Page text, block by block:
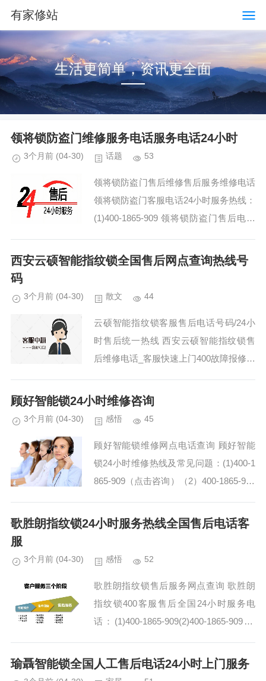
有家修站
生活更简单，资讯更全面
领将锁防盗门维修服务电话服务电话24小时
3个月前 (04-30) 话题 53
领将锁防盗门售后维修售后服务维修电话
领将锁防盗门客服电话24小时服务热线：
(1)400-1865-909 领将锁防盗门售后电话
门24小时客服热...
西安云硕智能指纹锁全国售后网点查询热线号
码
3个月前 (04-30) 散文 44
云硕智能指纹锁客服售后电话号码/24小
时售后统一热线 西安云硕智能指纹锁售
后维修电话_客服快速上门400故障报修：
1865-909（点击咨询）...
顾好智能锁24小时维修咨询
3个月前 (04-30) 感悟 45
顾好智能锁维修网点电话查询 顾好智能
锁24小时维修热线及常见问题：(1)400-1
865-909（点击咨询）（2）400-1865-909
修附近上门师傅电话(...
歌胜朗指纹锁24小时服务热线全国售后电话客
服
3个月前 (04-30) 感悟 52
歌胜朗指纹锁售后服务网点查询 歌胜朗
指纹锁400客服售后全国24小时服务电
话：(1)400-1865-909(2)400-1865-909 歌
愿者计划，...
瑜聶智能锁全国人工售后电话24小时上门服务